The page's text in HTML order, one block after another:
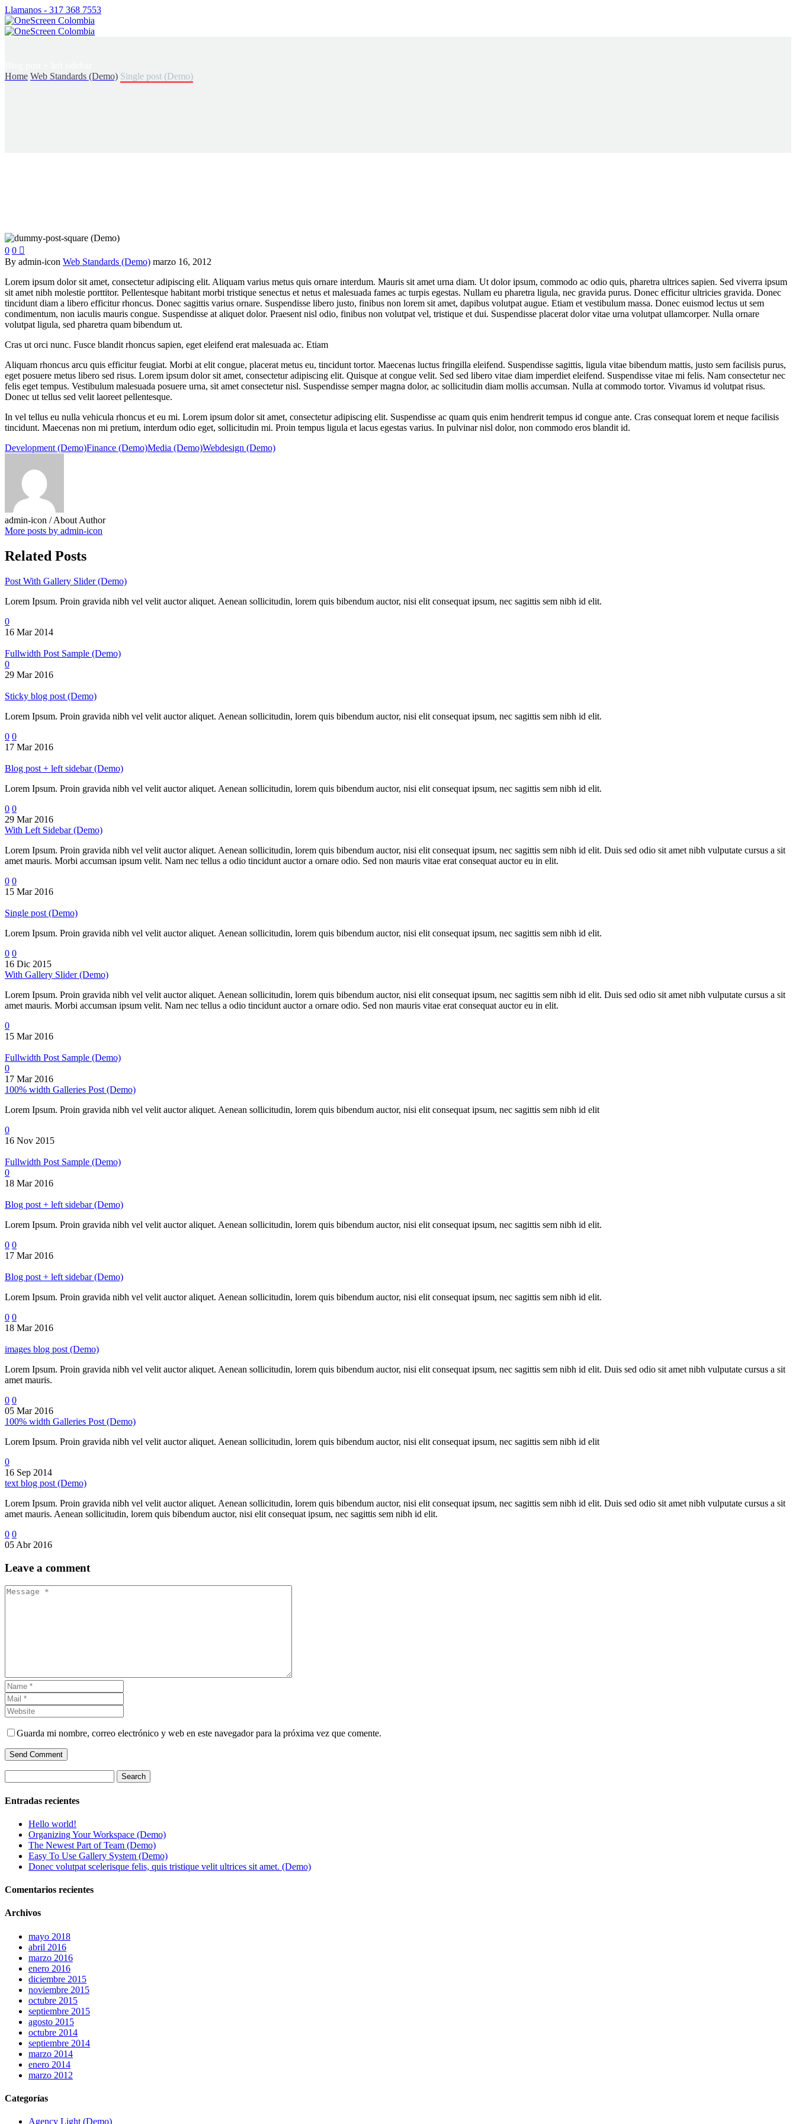
Llamanos - 317 368 7553
Home Web Standards (Demo) Single post (Demo)
0 0 
By admin-icon Web Standards (Demo) marzo 16, 2012
Lorem ipsum dolor sit amet, consectetur adipiscing elit. Aliquam varius metus quis ornare interdum. Mauris sit amet urna diam. Ut dolor ipsum, commodo ac odio quis, pharetra ultrices sapien. Sed viverra ipsum
sit amet nibh molestie porttitor. Pellentesque habitant morbi tristique senectus et netus et malesuada fames ac turpis egestas. Nullam eu pharetra ligula, nec gravida purus. Donec efficitur ultricies gravida. Donec
tincidunt diam a libero efficitur rhoncus. Donec sagittis varius ornare. Suspendisse libero justo, finibus non lorem sit amet, dapibus volutpat augue. Etiam et vestibulum massa. Donec euismod lectus ut sem
condimentum, non iaculis mauris congue. Suspendisse at aliquet dolor. Praesent nisl odio, finibus non volutpat vel, tristique et dui. Suspendisse placerat dolor vitae urna volutpat ullamcorper. Nulla ornare
volutpat ligula, sed pharetra quam bibendum ut.
Cras ut orci nunc. Fusce blandit rhoncus sapien, eget eleifend erat malesuada ac. Etiam
Aliquam rhoncus arcu quis efficitur feugiat. Morbi at elit congue, placerat metus eu, tincidunt tortor. Maecenas luctus fringilla eleifend. Suspendisse sagittis, ligula vitae bibendum mattis, justo sem facilisis purus,
eget posuere metus libero sed risus. Lorem ipsum dolor sit amet, consectetur adipiscing elit. Quisque at congue velit. Sed sed libero vitae diam imperdiet eleifend. Suspendisse vitae mi felis. Nam consectetur nec
felis eget tempus. Vestibulum malesuada posuere urna, sit amet consectetur nisl. Suspendisse semper magna dolor, ac sollicitudin diam mollis accumsan. Nulla at commodo tortor. Vivamus id volutpat risus.
Donec ut tellus sed velit laoreet pellentesque.
In vel tellus eu nulla vehicula rhoncus et eu mi. Lorem ipsum dolor sit amet, consectetur adipiscing elit. Suspendisse ac quam quis enim hendrerit tempus id congue ante. Cras consequat lorem et neque facilisis
tincidunt. Maecenas non mi pretium, interdum odio eget, sollicitudin mi. Proin tempus ligula et lacus egestas varius. In pulvinar nisl dolor, non commodo eros blandit id.
Development (Demo)Finance (Demo)Media (Demo)Webdesign (Demo)
admin-icon / About Author
More posts by admin-icon
Related Posts
Post With Gallery Slider (Demo)
Lorem Ipsum. Proin gravida nibh vel velit auctor aliquet. Aenean sollicitudin, lorem quis bibendum auctor, nisi elit consequat ipsum, nec sagittis sem nibh id elit.
0
16 Mar 2014
Fullwidth Post Sample (Demo)
0
29 Mar 2016
Sticky blog post (Demo)
Lorem Ipsum. Proin gravida nibh vel velit auctor aliquet. Aenean sollicitudin, lorem quis bibendum auctor, nisi elit consequat ipsum, nec sagittis sem nibh id elit.
0 0
17 Mar 2016
Blog post + left sidebar (Demo)
Lorem Ipsum. Proin gravida nibh vel velit auctor aliquet. Aenean sollicitudin, lorem quis bibendum auctor, nisi elit consequat ipsum, nec sagittis sem nibh id elit.
0 0
29 Mar 2016
With Left Sidebar (Demo)
Lorem Ipsum. Proin gravida nibh vel velit auctor aliquet. Aenean sollicitudin, lorem quis bibendum auctor, nisi elit consequat ipsum, nec sagittis sem nibh id elit. Duis sed odio sit amet nibh vulputate cursus a sit
amet mauris. Morbi accumsan ipsum velit. Nam nec tellus a odio tincidunt auctor a ornare odio. Sed non mauris vitae erat consequat auctor eu in elit.
0 0
15 Mar 2016
Single post (Demo)
Lorem Ipsum. Proin gravida nibh vel velit auctor aliquet. Aenean sollicitudin, lorem quis bibendum auctor, nisi elit consequat ipsum, nec sagittis sem nibh id elit.
0 0
16 Dic 2015
With Gallery Slider (Demo)
Lorem Ipsum. Proin gravida nibh vel velit auctor aliquet. Aenean sollicitudin, lorem quis bibendum auctor, nisi elit consequat ipsum, nec sagittis sem nibh id elit. Duis sed odio sit amet nibh vulputate cursus a sit
amet mauris. Morbi accumsan ipsum velit. Nam nec tellus a odio tincidunt auctor a ornare odio. Sed non mauris vitae erat consequat auctor eu in elit.
0
15 Mar 2016
Fullwidth Post Sample (Demo)
0
17 Mar 2016
100% width Galleries Post (Demo)
Lorem Ipsum. Proin gravida nibh vel velit auctor aliquet. Aenean sollicitudin, lorem quis bibendum auctor, nisi elit consequat ipsum, nec sagittis sem nibh id elit
0
16 Nov 2015
Fullwidth Post Sample (Demo)
0
18 Mar 2016
Blog post + left sidebar (Demo)
Lorem Ipsum. Proin gravida nibh vel velit auctor aliquet. Aenean sollicitudin, lorem quis bibendum auctor, nisi elit consequat ipsum, nec sagittis sem nibh id elit.
0 0
17 Mar 2016
Blog post + left sidebar (Demo)
Lorem Ipsum. Proin gravida nibh vel velit auctor aliquet. Aenean sollicitudin, lorem quis bibendum auctor, nisi elit consequat ipsum, nec sagittis sem nibh id elit.
0 0
18 Mar 2016
images blog post (Demo)
Lorem Ipsum. Proin gravida nibh vel velit auctor aliquet. Aenean sollicitudin, lorem quis bibendum auctor, nisi elit consequat ipsum, nec sagittis sem nibh id elit. Duis sed odio sit amet nibh vulputate cursus a sit
amet mauris.
0 0
05 Mar 2016
100% width Galleries Post (Demo)
Lorem Ipsum. Proin gravida nibh vel velit auctor aliquet. Aenean sollicitudin, lorem quis bibendum auctor, nisi elit consequat ipsum, nec sagittis sem nibh id elit
0
16 Sep 2014
text blog post (Demo)
Lorem Ipsum. Proin gravida nibh vel velit auctor aliquet. Aenean sollicitudin, lorem quis bibendum auctor, nisi elit consequat ipsum, nec sagittis sem nibh id elit. Duis sed odio sit amet nibh vulputate cursus a sit
amet mauris. Aenean sollicitudin, lorem quis bibendum auctor, nisi elit consequat ipsum, nec sagittis sem nibh id elit.
0 0
05 Abr 2016
Leave a comment
Guarda mi nombre, correo electrónico y web en este navegador para la próxima vez que comente.
Send Comment
Search
Entradas recientes
Hello world!
Organizing Your Workspace (Demo)
The Newest Part of Team (Demo)
Easy To Use Gallery System (Demo)
Donec volutpat scelerisque felis, quis tristique velit ultrices sit amet. (Demo)
Comentarios recientes
Archivos
mayo 2018
abril 2016
marzo 2016
enero 2016
diciembre 2015
noviembre 2015
octubre 2015
septiembre 2015
agosto 2015
octubre 2014
septiembre 2014
marzo 2014
enero 2014
marzo 2012
Categorías
Agency Light (Demo)